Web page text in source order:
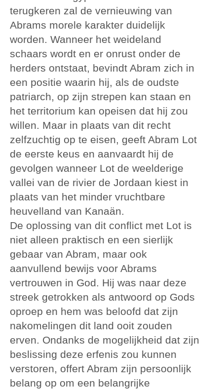
terugkeren zal de vernieuwing van
Abrams morele karakter duidelijk
worden. Wanneer het weideland
schaars wordt en er onrust onder de
herders ontstaat, bevindt Abram zich in
een positie waarin hij, als de oudste
patriarch, op zijn strepen kan staan en
het territorium kan opeisen dat hij zou
willen. Maar in plaats van dit recht
zelfzuchtig op te eisen, geeft Abram Lot
de eerste keus en aanvaardt hij de
gevolgen wanneer Lot de weelderige
vallei van de rivier de Jordaan kiest in
plaats van het minder vruchtbare
heuvelland van Kanaän.
De oplossing van dit conflict met Lot is
niet alleen praktisch en een sierlijk
gebaar van Abram, maar ook
aanvullend bewijs voor Abrams
vertrouwen in God. Hij was naar deze
streek getrokken als antwoord op Gods
oproep en hem was beloofd dat zijn
nakomelingen dit land ooit zouden
erven. Ondanks de mogelijkheid dat zijn
beslissing deze erfenis zou kunnen
verstoren, offert Abram zijn persoonlijk
belang op om een belangrijke